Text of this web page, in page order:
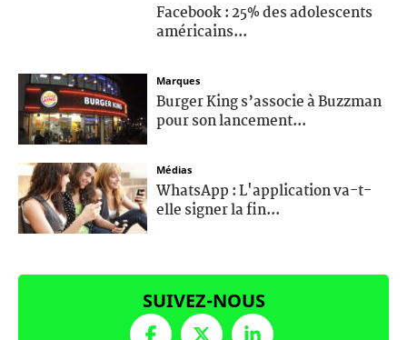
Facebook : 25% des adolescents
américains...
Marques
Burger King s’associe à Buzzman
pour son lancement...
Médias
WhatsApp : L'application va-t-
elle signer la fin...
SUIVEZ-NOUS